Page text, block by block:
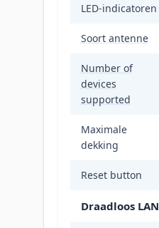
LED-indicatoren
Soort antenne
Number of
devices
supported
Maximale
dekking
Reset button
Draadloos LAN